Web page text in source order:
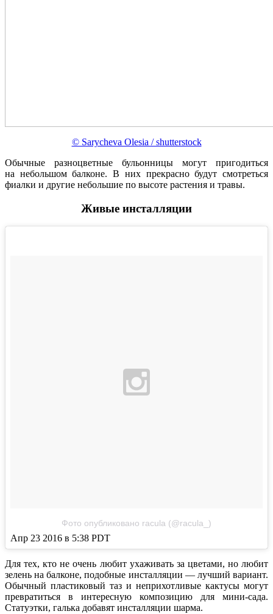
© Sarycheva Olesia / shutterstock
Обычные разноцветные бульонницы могут пригодиться
на небольшом балконе. В них прекрасно будут смотреться
фиалки и другие небольшие по высоте растения и травы.
Живые инсталляции
Фото опубликовано racula (@racula_)
Апр 23 2016 в 5:38 PDT
Для тех, кто не очень любит ухаживать за цветами, но любит
зелень на балконе, подобные инсталляции — лучший вариант.
Обычный пластиковый таз и неприхотливые кактусы могут
превратиться в интересную композицию для мини-сада.
Статуэтки, галька добавят инсталляции шарма.